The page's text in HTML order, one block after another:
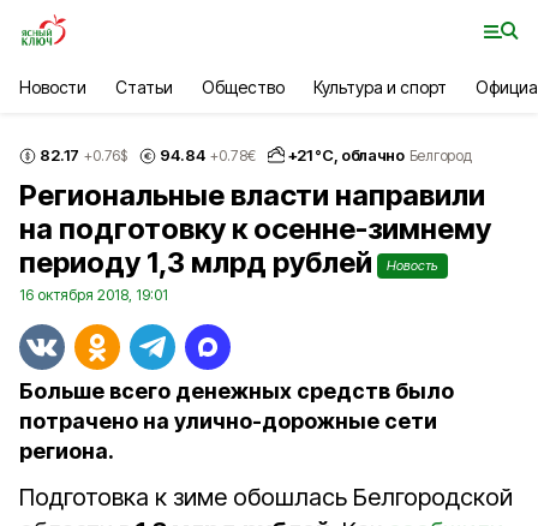
Новости Статьи Общество Культура и спорт
82.17 +0.76$ 94.84 +0.78€ +21°С, облачно Белгород
Региональные власти направили
на подготовку к осенне-зимнему
периоду 1,3 млрд рублей
Новость
16 октября 2018, 19:01
Больше всего денежных средств было
потрачено на улично-дорожные сети
региона.
Подготовка к зиме обошлась Белгородской